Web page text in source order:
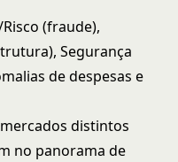
(fraude),
Segurança
de despesas e
distintos
no panorama de